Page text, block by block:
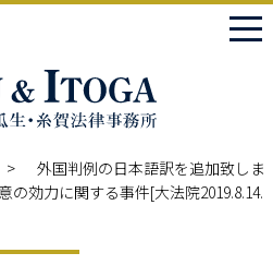
外国判例の日本語訳を追加致しま
の効力に関する事件[大法院2019.8.14.